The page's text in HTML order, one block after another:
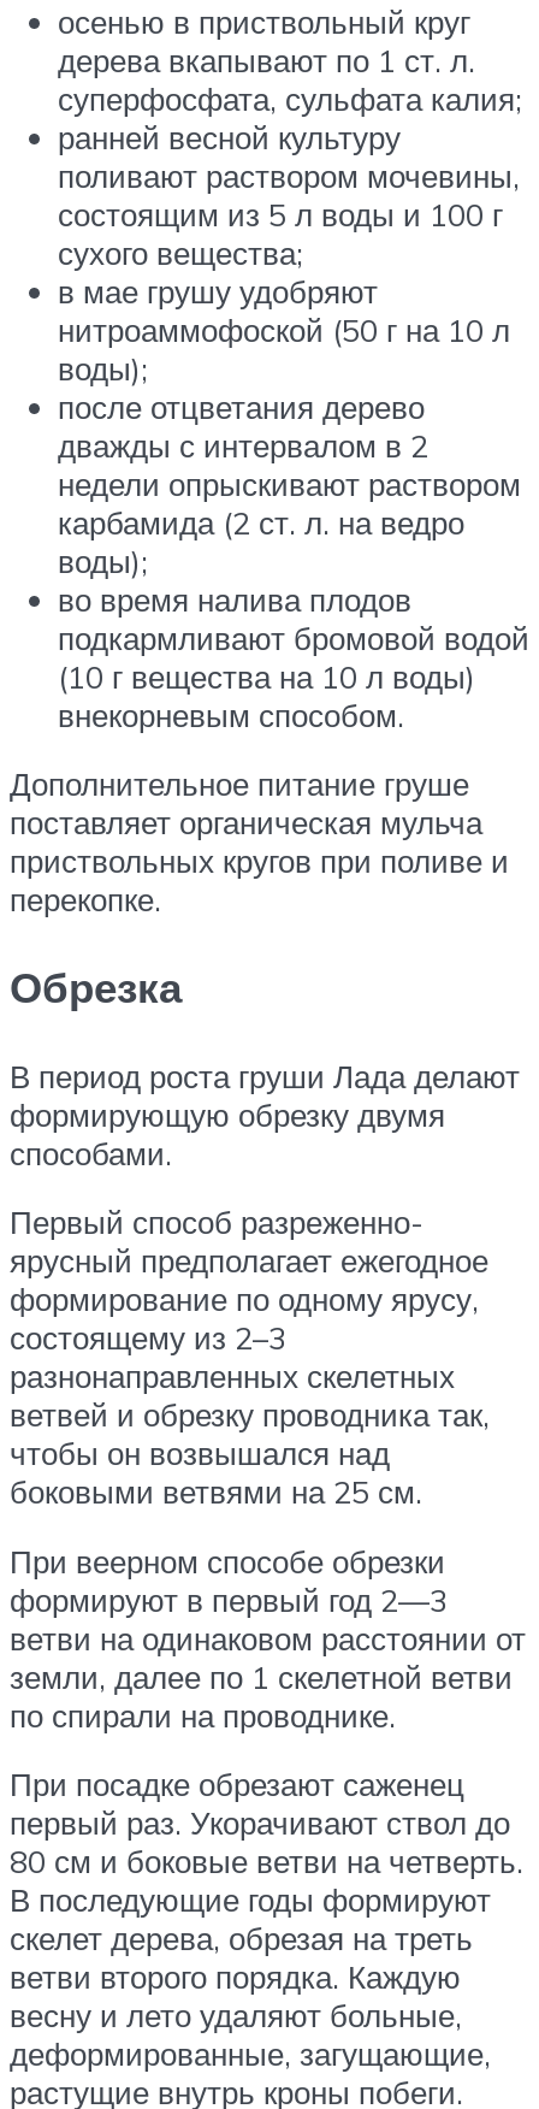
осенью в приствольный круг
дерева вкапывают по 1 ст. л.
суперфосфата, сульфата калия;
ранней весной культуру
поливают раствором мочевины,
состоящим из 5 л воды и 100 г
сухого вещества;
в мае грушу удобряют
нитроаммофоской (50 г на 10 л
воды);
после отцветания дерево
дважды с интервалом в 2
недели опрыскивают раствором
карбамида (2 ст. л. на ведро
воды);
во время налива плодов
подкармливают бромовой водой
(10 г вещества на 10 л воды)
внекорневым способом.
Дополнительное питание груше
поставляет органическая мульча
приствольных кругов при поливе и
перекопке.
Обрезка
В период роста груши Лада делают
формирующую обрезку двумя
способами.
Первый способ разреженно-
ярусный предполагает ежегодное
формирование по одному ярусу,
состоящему из 2–3
разнонаправленных скелетных
ветвей и обрезку проводника так,
чтобы он возвышался над
боковыми ветвями на 25 см.
При веерном способе обрезки
формируют в первый год 2—3
ветви на одинаковом расстоянии от
земли, далее по 1 скелетной ветви
по спирали на проводнике.
При посадке обрезают саженец
первый раз. Укорачивают ствол до
80 см и боковые ветви на четверть.
В последующие годы формируют
скелет дерева, обрезая на треть
ветви второго порядка. Каждую
весну и лето удаляют больные,
деформированные, загущающие,
растущие внутрь кроны побеги.